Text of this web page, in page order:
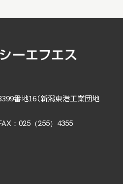
番地16（新潟東港工業団地
：025（255）4355